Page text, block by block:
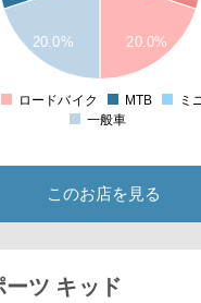
20.0%
20.0%
ロードバイク MTB ミ
一般車
このお店を見る
ツ キッド